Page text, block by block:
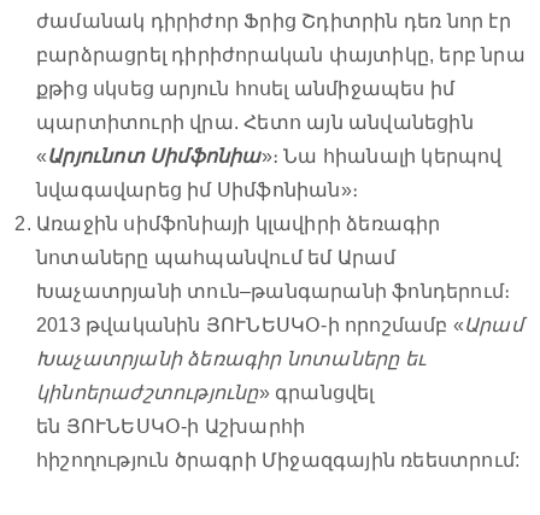
ժամանակ դիրիժոր Ֆրից Շդիտրին դեռ նոր էր
բարձրացրել դիրիժորական փայտիկը, երբ նրա
քթից սկսեց արյուն հոսել անմիջապես իմ
պարտիտուրի վրա. Հետո այն անվանեցին
«Արյունոտ Սիմֆոնիա»։ Նա հիանալի կերպով
նվագավարեց իմ Սիմֆոնիան»։
Առաջին սիմֆոնիայի կլավիրի ձեռագիր
նոտաները պահպանվում եմ Արամ
Խաչատրյանի տուն–թանգարանի ֆոնդերում։
2013 թվականին ՅՈՒՆԵՍԿՕ-ի որոշմամբ «Արամ
Խաչատրյանի ձեռագիր նոտաները եւ
կինոերաժշտությունը» գրանցվել
են ՅՈՒՆԵՍԿՕ-ի Աշխարհի
հիշողություն ծրագրի Միջազգային ռեեստրում: